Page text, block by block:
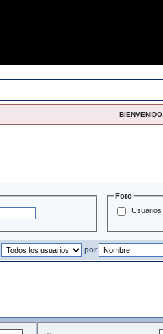
Foto
Usuarios
por